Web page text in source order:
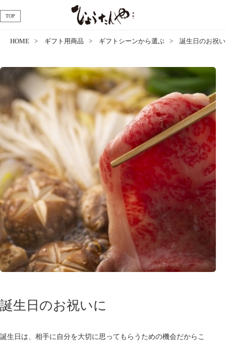
TOP
HOME ギフト用商品 ギフトシーンから選ぶ 誕生日のお祝
誕生日のお祝いに
誕生日は、相手に自分を大切に思ってもらうための機会だからこ